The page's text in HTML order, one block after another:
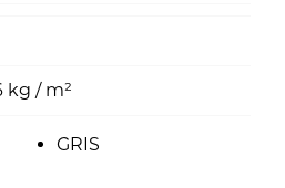
kg / m²
GRIS